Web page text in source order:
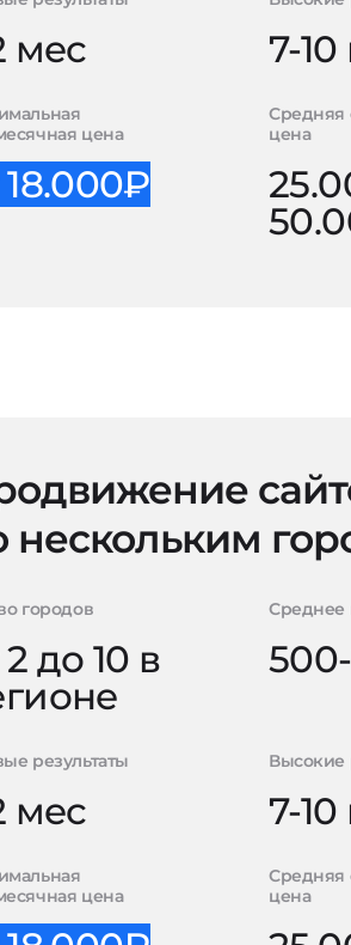
мес 7-
цена
18.000₽
Средняя
цена
нескольким
городов
2 до 10 в
Среднее
результаты
мес
Высокие
7-
цена
Средняя
цена